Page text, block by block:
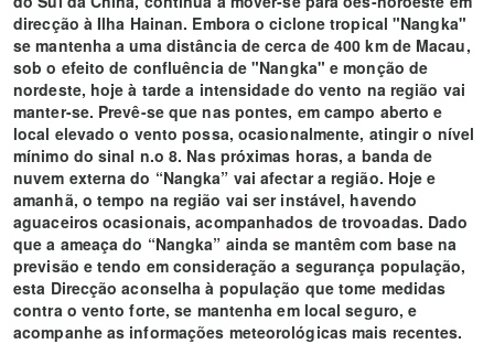
direcção à Ilha Hainan. Embora o ciclone tropical "Nangka"
se mantenha a uma distância de cerca de 400 km de Macau,
sob o efeito de confluência de "Nangka" e monção de
nordeste, hoje à tarde a intensidade do vento na região vai
manter-se. Prevê-se que nas pontes, em campo aberto e
local elevado o vento possa, ocasionalmente, atingir o nível
mínimo do sinal n.o 8. Nas próximas horas, a banda de
nuvem externa do “Nangka” vai afectar a região. Hoje e
amanhã, o tempo na região vai ser instável, havendo
aguaceiros ocasionais, acompanhados de trovoadas. Dado
que a ameaça do “Nangka” ainda se mantêm com base na
previsão e tendo em consideração a segurança população,
esta Direcção aconselha à população que tome medidas
contra o vento forte, se mantenha em local seguro, e
acompanhe as informações meteorológicas mais recentes.